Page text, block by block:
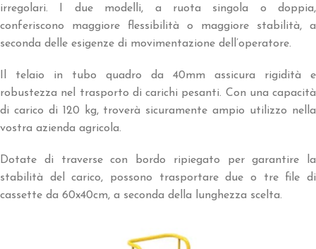
irregolari. I due modelli, a ruota singola o doppia,
conferiscono maggiore flessibilità o maggiore stabilità, a
seconda delle esigenze di movimentazione dell’operatore.
Il telaio in tubo quadro da 40mm assicura rigidità e
robustezza nel trasporto di carichi pesanti. Con una capacità
di carico di 120 kg, troverà sicuramente ampio utilizzo nella
vostra azienda agricola.
Dotate di traverse con bordo ripiegato per garantire la
stabilità del carico, possono trasportare due o tre file di
cassette da 60x40cm, a seconda della lunghezza scelta.